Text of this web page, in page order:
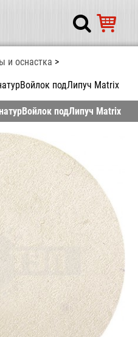
и оснастка
подЛипуч Matrix
подЛипуч Matrix